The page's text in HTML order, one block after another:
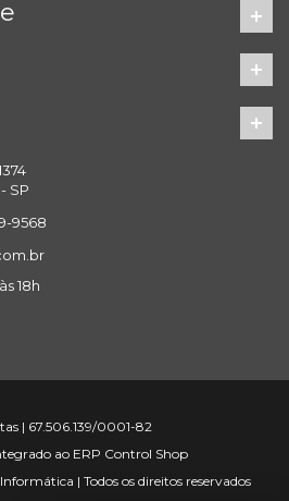
SP
9568
18h
| 67.506.139/0001-82
ao ERP Control Shop
| Todos os direitos reservados